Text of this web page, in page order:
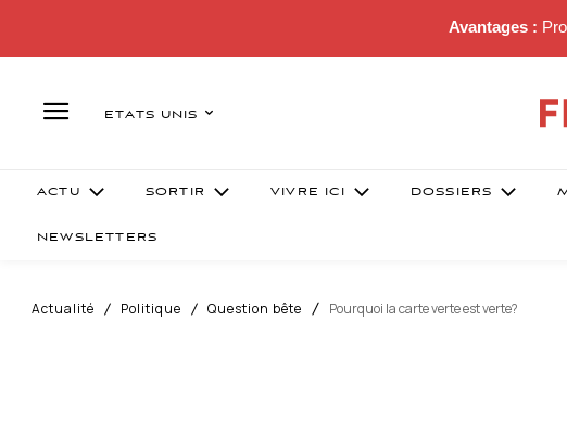
Avantages :
ETATS UNIS
ACTU SORTIR VIVRE ICI DOSSIERS
NEWSLETTERS
Actualité Politique Question bête Pourquoi la carte verte est verte?